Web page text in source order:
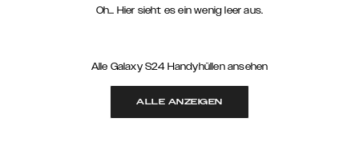
Oh… Hier sieht es ein wenig leer aus.
Alle Galaxy S24 Handyhüllen ansehen
ALLE ANZEIGEN